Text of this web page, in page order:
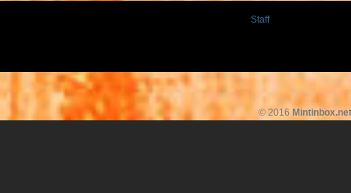
Staff
© 2016 Mintinbox.net